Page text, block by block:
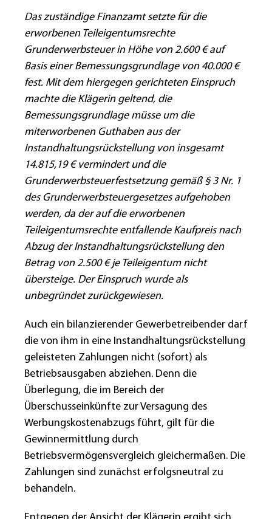
Das zuständige Finanzamt setzte für die
erworbenen Teileigentumsrechte
Grunderwerbsteuer in Höhe von 2.600 € auf
Basis einer Bemessungsgrundlage von 40.000 €
fest. Mit dem hiergegen gerichteten Einspruch
machte die Klägerin geltend, die
Bemessungsgrundlage müsse um die
miterworbenen Guthaben aus der
Instandhaltungsrückstellung von insgesamt
14.815,19 € vermindert und die
Grunderwerbsteuerfestsetzung gemäß § 3 Nr. 1
des Grunderwerbsteuergesetzes aufgehoben
werden, da der auf die erworbenen
Teileigentumsrechte entfallende Kaufpreis nach
Abzug der Instandhaltungsrückstellung den
Betrag von 2.500 € je Teileigentum nicht
übersteige. Der Einspruch wurde als
unbegründet zurückgewiesen.
Auch ein bilanzierender Gewerbetreibender darf
die von ihm in eine Instandhaltungsrückstellung
geleisteten Zahlungen nicht (sofort) als
Betriebsausgaben abziehen. Denn die
Überlegung, die im Bereich der
Überschusseinkünfte zur Versagung des
Werbungskostenabzugs führt, gilt für die
Gewinnermittlung durch
Betriebsvermögensvergleich gleichermaßen. Die
Zahlungen sind zunächst erfolgsneutral zu
behandeln.